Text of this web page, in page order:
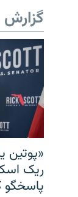
گزارش
«پوتین
ریک
پاسخگو